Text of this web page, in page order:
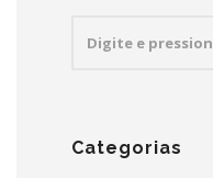
for:
Categorias